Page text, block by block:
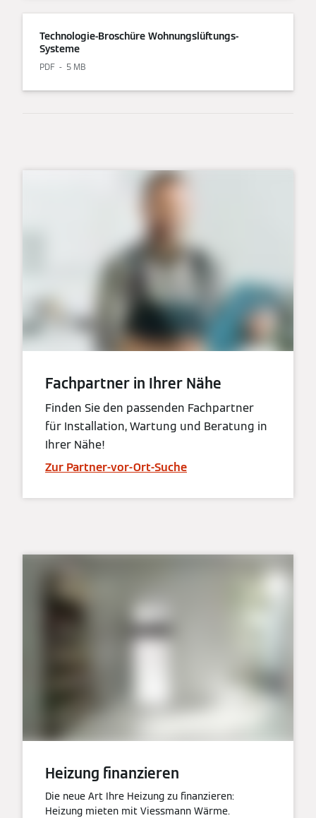
Technologie-Broschüre Wohnungslüftungs-
Systeme
PDF 5 MB
Fachpartner in Ihrer Nähe
Finden Sie den passenden Fachpartner
für Installation, Wartung und Beratung in
Ihrer Nähe!
Zur Partner-vor-Ort-Suche
Heizung finanzieren
Die neue Art Ihre Heizung zu finanzieren:
Heizung mieten mit Viessmann Wärme.